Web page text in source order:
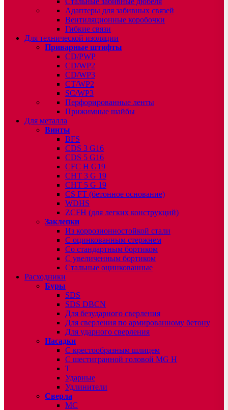
Адаптеры для забивных связей
Вентиляционные коробочки
Гибкие связи
Для технической изоляции
Приварные штифты
CD/PWP
CD/WP2
CD/WP3
CT/WP2
SC/WP3
Перфорированные ленты
Прижимные шайбы
Для металла
Винты
BFS
CDS 3 G16
CDS 5 G16
CFC H G19
CHT 3 G 19
CHT 5 G 19
CS FT (бетонное основание)
WDHS
ZCFH (для легких конструкций)
Заклепки
Из коррозионностойкой стали
С оцинкованным стержнем
Со стандартным бортиком
С увеличенным бортиком
Стальные оцинкованные
Расходники
Буры
SDS
SDS DBCN
Для безударного сверления
Для сверления по армированному бетону
Для ударного сверления
Насадки
С крестообразным шлицем
С шестигранной головой MG H
T
Ударные
Удлинители
Сверла
МС